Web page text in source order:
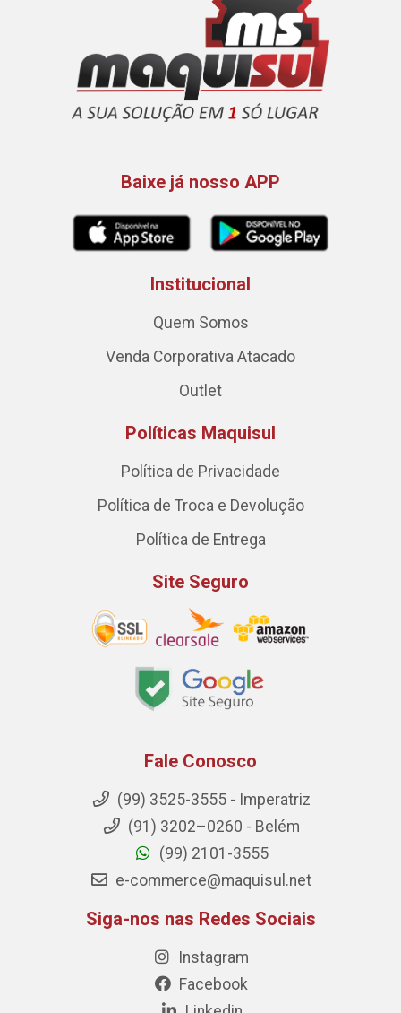
Baixe já nosso APP
Institucional
Quem Somos
Venda Corporativa Atacado
Outlet
Políticas Maquisul
Política de Privacidade
Política de Troca e Devolução
Política de Entrega
Site Seguro
Fale Conosco
(99) 3525-3555 - Imperatriz
(91) 3202–0260 - Belém
(99) 2101-3555
e-commerce@maquisul.net
Siga-nos nas Redes Sociais
Instagram
Facebook